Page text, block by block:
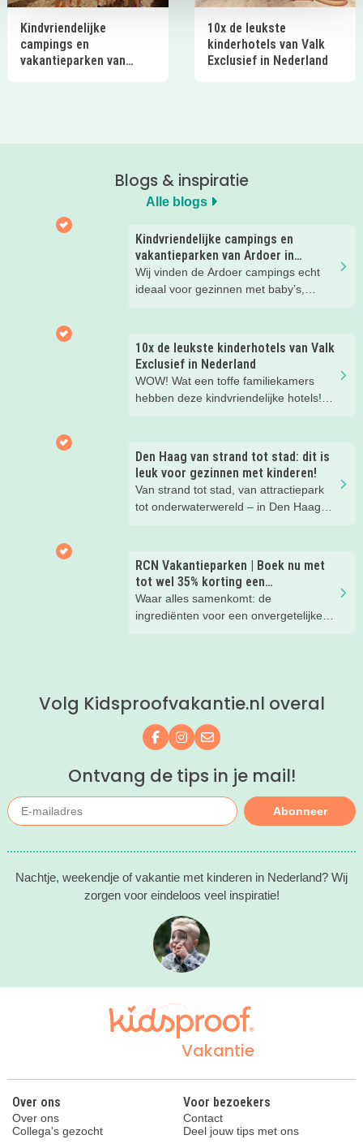
Kindvriendelijke
campings en
vakantieparken van
10x de leukste
kinderhotels van Valk
Exclusief in Nederland
Blogs & inspiratie
Alle blogs
Kindvriendelijke campings en
vakantieparken van Ardoer in
Nederland
Wij vinden de Ardoer campings echt
ideaal voor gezinnen met baby’s,
10x de leukste kinderhotels van Valk
Exclusief in Nederland
WOW! Wat een toffe familiekamers
hebben deze kindvriendelijke hotels!
kinderhotels van Valk Exclusief en
boek een heerlijk nachtje weg met je
kind(eren).
Den Haag van strand tot stad: dit is
leuk voor gezinnen met kinderen!
Van strand tot stad, van attractiepark
tot onderwaterwereld – in Den Haag
ontspannen met een lekkere lunch op
het strand en een duik in zee. Heerlijk!
RCN Vakantieparken | Boek nu met
tot wel 35% korting een
zomervakantie!
Waar alles samenkomt: de
ingrediënten voor een onvergetelijke
Volg Kidsproofvakantie.nl overal
Volg ons op Facebook
Volg ons op Instagram
Mail ons
Ontvang de tips in je mail!
Abonneer
Nachtje, weekendje of vakantie met kinderen in Nederland? Wij
zorgen voor eindeloos veel inspiratie!
Vakantie
Over ons
Over ons
Collega's gezocht
Voor bezoekers
Contact
Deel jouw tips met ons